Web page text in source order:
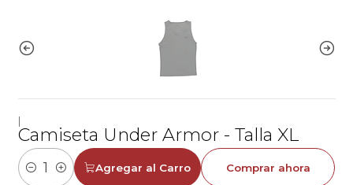
Camiseta Under Armor - Talla XL
Cantidad
Agregar al Carro Comprar ahora